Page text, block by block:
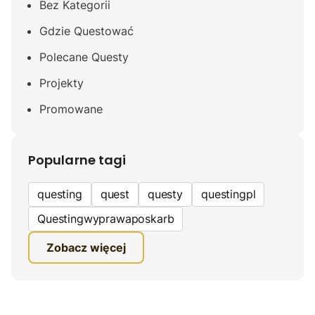
Bez Kategorii
Gdzie Questować
Polecane Questy
Projekty
Promowane
Popularne tagi
questing quest questy
questingpl
Questingwyprawaposkarb
edukacyjna gra terenowa
fundacja questingu
Zobacz więcej